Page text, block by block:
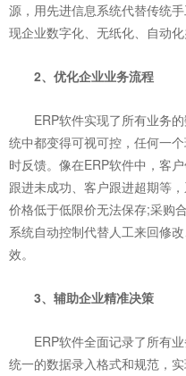
源，用先进信息系统代替传统
现企业数字化、无纸化、自动化
2、优化企业业务流程
ERP软件实现了所有业务的
统中都变得可视可控，任何一
时反馈。像在ERP软件中，客
跟进未成功、客户跟进超期等
价格低于低限价无法保存;采购
系统自动控制代替人工来回修
效。
3、辅助企业精准决策
ERP软件全面记录了所有业
统一的数据录入格式和规范，